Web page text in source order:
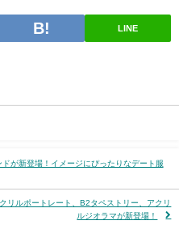
LINE
が新登場！イメージにぴったりなデート服
リルポートレート、B2タペストリー、アクリ
ルジオラマが新登場！